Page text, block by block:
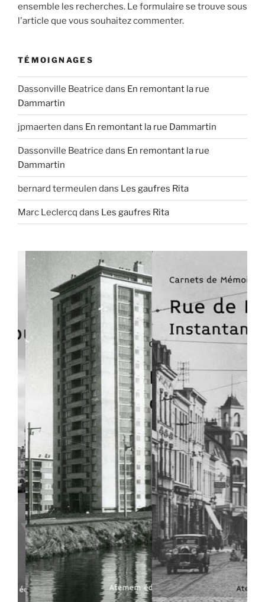
ensemble les recherches. Le formulaire se trouve sous
l'article que vous souhaitez commenter.
TÉMOIGNAGES
Dassonville Beatrice dans En remontant la rue
Dammartin
jpmaerten dans En remontant la rue Dammartin
Dassonville Beatrice dans En remontant la rue
Dammartin
bernard termeulen dans Les gaufres Rita
Marc Leclercq dans Les gaufres Rita